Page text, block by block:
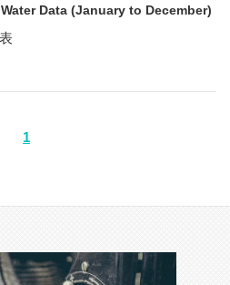
Data (January to December)
1